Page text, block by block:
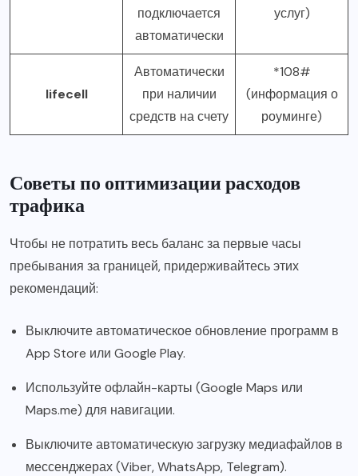
подключается
автоматически
услуг)
lifecell
Автоматически
при наличии
средств на счету
*108#
(информация о
роуминге)
Советы по оптимизации расходов
трафика
Чтобы не потратить весь баланс за первые часы
пребывания за границей, придерживайтесь этих
рекомендаций:
Выключите автоматическое обновление программ в
App Store или Google Play.
Используйте офлайн-карты (Google Maps или
Maps.me) для навигации.
Выключите автоматическую загрузку медиафайлов в
мессенджерах (Viber, WhatsApp, Telegram).